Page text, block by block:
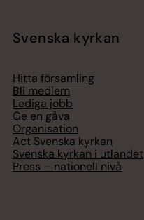
Svenska kyrkan
Hitta församling
Bli medlem
Lediga jobb
Ge en gåva
Organisation
Act Svenska kyrkan
Svenska kyrkan i utlandet
Press – nationell nivå